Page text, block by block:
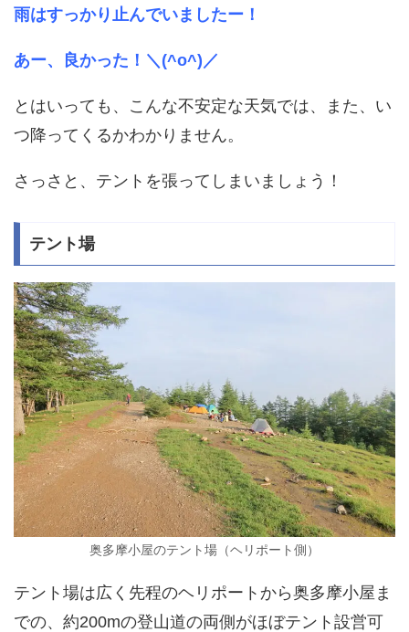
雨はすっかり止んでいましたー！
あー、良かった！＼(^o^)／
とはいっても、こんな不安定な天気では、また、い
つ降ってくるかわかりません。
さっさと、テントを張ってしまいましょう！
テント場
奥多摩小屋のテント場（ヘリポート側）
テント場は広く先程のヘリポートから奥多摩小屋ま
での、約200mの登山道の両側がほぼテント設営可